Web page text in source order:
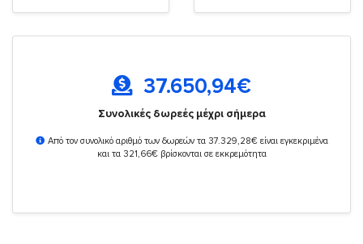
37.650,94€
Συνολικές δωρεές μέχρι σήμερα
Από τον συνολικό αριθμό των δωρεών τα 37.329,28€ είναι εγκεκριμένα
και τα 321,66€ βρίσκονται σε εκκρεμότητα